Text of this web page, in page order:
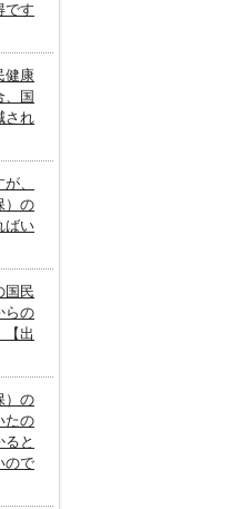
です
健康
、国
され
、
）の
ばい
国民
らの
【出
）の
たの
と
ので